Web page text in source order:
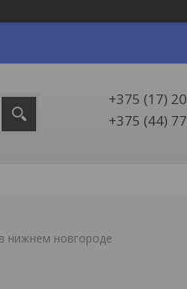
+375 (17)
+375 (44)
нижнем новгороде